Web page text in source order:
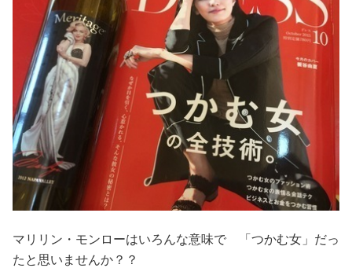
マリリン・モンローはいろんな意味で 「つかむ女」だっ
たと思いませんか？？